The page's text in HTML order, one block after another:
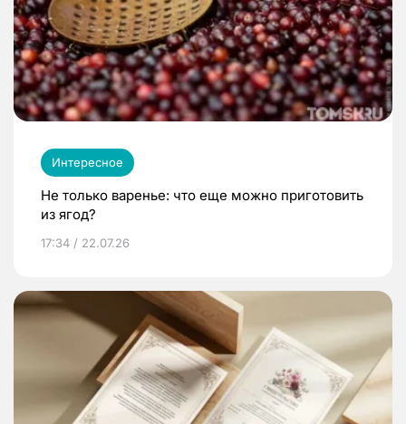
Интересное
Не только варенье: что еще можно приготовить
из ягод?
17:34 / 22.07.26